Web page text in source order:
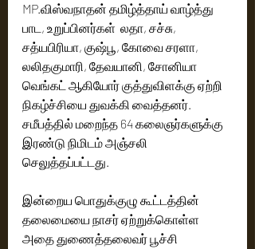
MP.விஸ்வநாதன் தமிழ்த்தாய் வாழ்த்து
பாட, உறுப்பினர்கள்  லதா, சச்சு,
சத்யபிரியா, குஷ்பூ, கோவை சரளா,
லலிதகுமாரி, தேவயானி, சோனியா
வெங்கட் ஆகியோர் குத்துவிளக்கு ஏற்றி
நிகழ்ச்சியை துவக்கி வைத்தனர்.
சமீபத்தில் மறைந்த 64 கலைஞர்களுக்கு
இரண்டு நிமிடம் அஞ்சலி
செலுத்தப்பட்டது.
இன்றைய பொதுக்குழு கூட்டத்தின்
தலைமையை நாசர் ஏற்றுக்கொள்ள
அதை துணைத்தலைவர் பூச்சி